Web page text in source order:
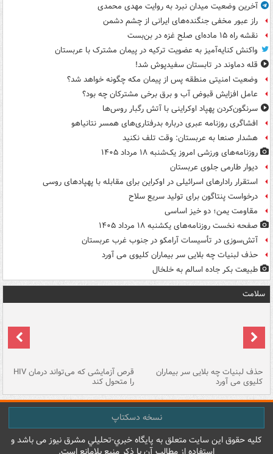
آخرین وضعیت میدان نبرد به روایت مهدی محمدی
راز عبور مخفی جنگنده‌های ایرانی از چشم دشمن
نقشه راه ۱۵ ماده‌ای صلح غزه در بن‌بست
واکنش کنایه‌آمیز به عضویت ترکیه در پیمان مشترک با عربستان
قله دماوند در تابستان سفیدپوش شد!
وضعیت امنیتی منطقه پس از پیمان مکه چگونه خواهد شد؟
عامل افزایش قبوض آب و برق برخی مشترکان چه بود؟
سرنگون‌کردن پهپاد اوکراینی با آتش رگبار روس‌ها
افشاگری روزنامه عبری درباره بدرفتاری‌های همسر نتانیاهو
هشدار صنعا به عربستان: وقت تلف نکنید
روزنامه‌های ورزشی امروز یک‌شنبه ۱۸ مرداد ۱۴۰۵
دیوار طارمی جلوی عربستان
استقرار رادارهای اسرائیلی در اوکراین برای مقابله با پهپادهای روسی
درخواست پنتاگون برای تولید سریع سلاح
مقاومت یمن؛ دو خیز اساسی
صفحه نخست روزنامه‌های یکشنبه ۱۸ مرداد ۱۴۰۵
آتش‌سوزی در تأسیسات آرامکو در جنوب غرب عربستان
حذف لبنیات چه بلایی سر بیماران کلیوی می آورد
طبیعت بکر جاده اسالم به خلخال
سلامت
حذف لبنیات چه بلایی سر بیماران
کلیوی می آورد
قرص آزمایشی که می‌تواند درمان HIV
را متحول کند
نسخه دسکتاپ
کليه حقوق اين سايت متعلق به پایگاه خبري-تحليلي مشرق نيوز می باشد و
استفاده از مطالب آن با ذکر منبع بلامانع است.